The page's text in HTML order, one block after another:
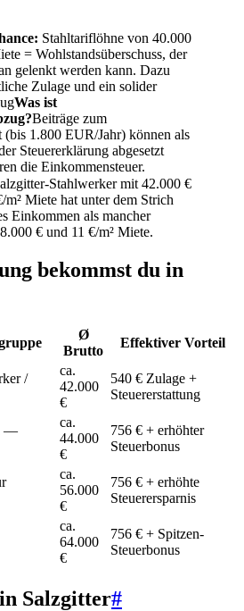
Stahltariflöhne von 40.000
= Wohlstandsüberschuss, der
gelenkt werden kann. Dazu
Zulage und ein solider
Was ist
Beiträge zum
(bis 1.800 EUR/Jahr) können als
Steuererklärung abgesetzt
die Einkommensteuer.
Stahlwerker mit 42.000 €
m² Miete hat unter dem Strich
Einkommen als mancher
€ und 11 €/m² Miete.
bekommst du in
Ø
Brutto
Effektiver Vorteil
/
ca.
42.000
€
540 € Zulage +
Steuererstattung
—
ca.
44.000
€
756 € + erhöhter
Steuerbonus
ca.
56.000
€
756 € + erhöhte
Steuerersparnis
ca.
64.000
€
756 € + Spitzen-
Steuerbonus
Salzgitter#